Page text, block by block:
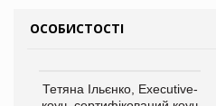
ОСОБИСТОСТІ
Тетяна Ільєнко, Executive-